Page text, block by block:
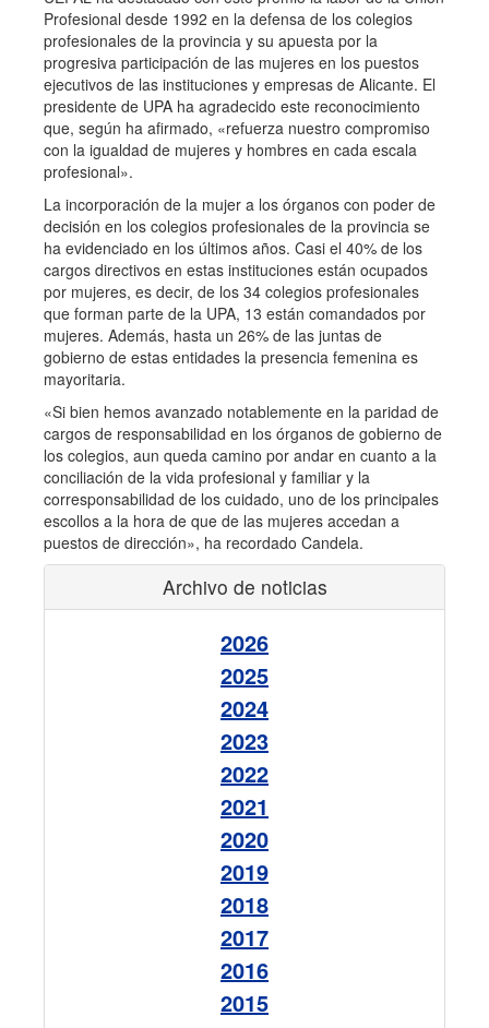
Profesional desde 1992 en la defensa de los colegios
profesionales de la provincia y su apuesta por la
progresiva participación de las mujeres en los puestos
ejecutivos de las instituciones y empresas de Alicante. El
presidente de UPA ha agradecido este reconocimiento
que, según ha afirmado, «refuerza nuestro compromiso
con la igualdad de mujeres y hombres en cada escala
profesional».
La incorporación de la mujer a los órganos con poder de
decisión en los colegios profesionales de la provincia se
ha evidenciado en los últimos años. Casi el 40% de los
cargos directivos en estas instituciones están ocupados
por mujeres, es decir, de los 34 colegios profesionales
que forman parte de la UPA, 13 están comandados por
mujeres. Además, hasta un 26% de las juntas de
gobierno de estas entidades la presencia femenina es
mayoritaria.
«Si bien hemos avanzado notablemente en la paridad de
cargos de responsabilidad en los órganos de gobierno de
los colegios, aun queda camino por andar en cuanto a la
conciliación de la vida profesional y familiar y la
corresponsabilidad de los cuidado, uno de los principales
escollos a la hora de que de las mujeres accedan a
puestos de dirección», ha recordado Candela.
Archivo de noticias
2026
2025
2024
2023
2022
2021
2020
2019
2018
2017
2016
2015